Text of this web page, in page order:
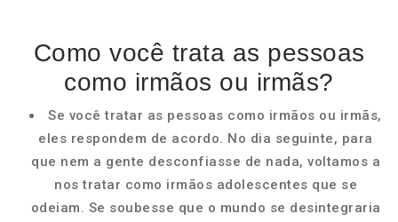
Como você trata as pessoas
como irmãos ou irmãs?
Se você tratar as pessoas como irmãos ou irmãs,
eles respondem de acordo. No dia seguinte, para
que nem a gente desconfiasse de nada, voltamos a
nos tratar como irmãos adolescentes que se
odeiam. Se soubesse que o mundo se desintegraria